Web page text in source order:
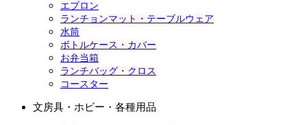
エプロン
ランチョンマット・テーブルウェア
水筒
ボトルケース・カバー
お弁当箱
ランチバッグ・クロス
コースター
文房具・ホビー・各種用品